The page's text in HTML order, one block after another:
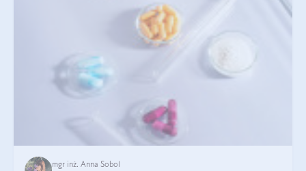
mgr inż. Anna Sobol